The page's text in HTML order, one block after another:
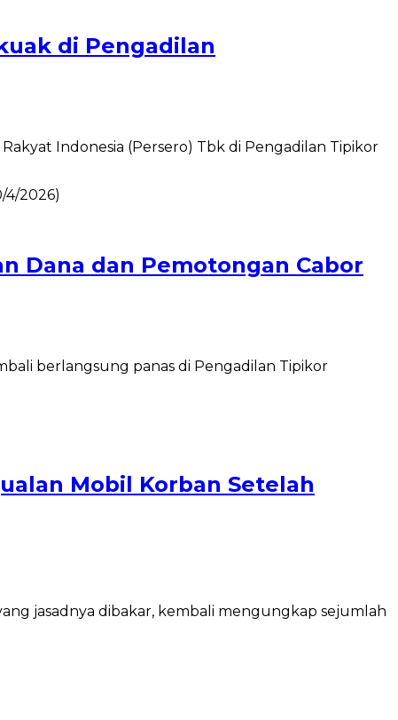
di Pengadilan
Indonesia (Persero) Tbk di Pengadilan Tipikor
Dana dan Pemotongan Cabor
berlangsung panas di Pengadilan Tipikor
Mobil Korban Setelah
jasadnya dibakar, kembali mengungkap sejumlah